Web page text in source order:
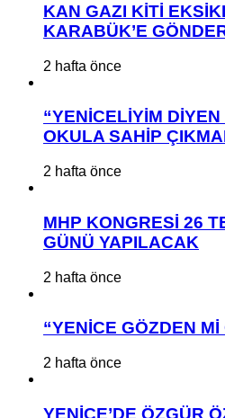
KAN GAZI KİTİ
KARABÜK’E
2 hafta önce
“YENİCELİYİM
OKULA SAHİP
2 hafta önce
MHP KONGRESİ 26
GÜNÜ YAPILACAK
2 hafta önce
“YENİCE GÖZDEN
2 hafta önce
YENİCE’DE ÖZGÜR